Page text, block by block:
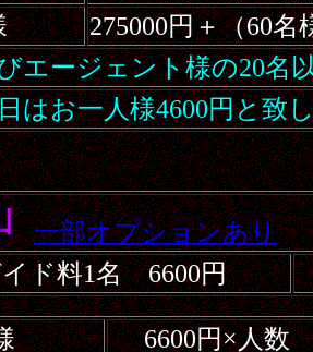
275000円＋（60
エージェント様の20名
はお一人様4600円と致
一部オプションあり
ド料1名 6600円
6600円×人数